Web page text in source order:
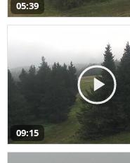
05:39
09:15